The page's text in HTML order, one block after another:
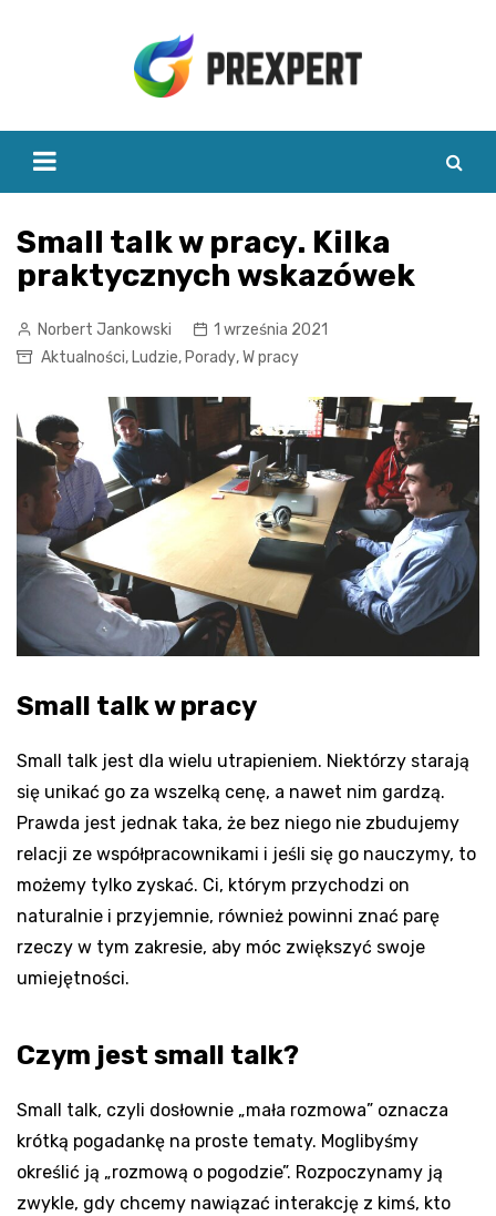
Small talk w pracy. Kilka
praktycznych wskazówek
Norbert Jankowski
1 września 2021
Aktualności, Ludzie, Porady,W pracy
Small talk w pracy
Small talk jest dla wielu utrapieniem. Niektórzy starają
się unikać go za wszelką cenę, a nawet nim gardzą.
Prawda jest jednak taka, że bez niego nie zbudujemy
relacji ze współpracownikami i jeśli się go nauczymy, to
możemy tylko zyskać. Ci, którym przychodzi on
naturalnie i przyjemnie, również powinni znać parę
rzeczy w tym zakresie, aby móc zwiększyć swoje
umiejętności.
Czym jest small talk?
Small talk, czyli dosłownie „mała rozmowa” oznacza
krótką pogadankę na proste tematy. Moglibyśmy
określić ją „rozmową o pogodzie”. Rozpoczynamy ją
zwykle, gdy chcemy nawiązać interakcję z kimś, kto